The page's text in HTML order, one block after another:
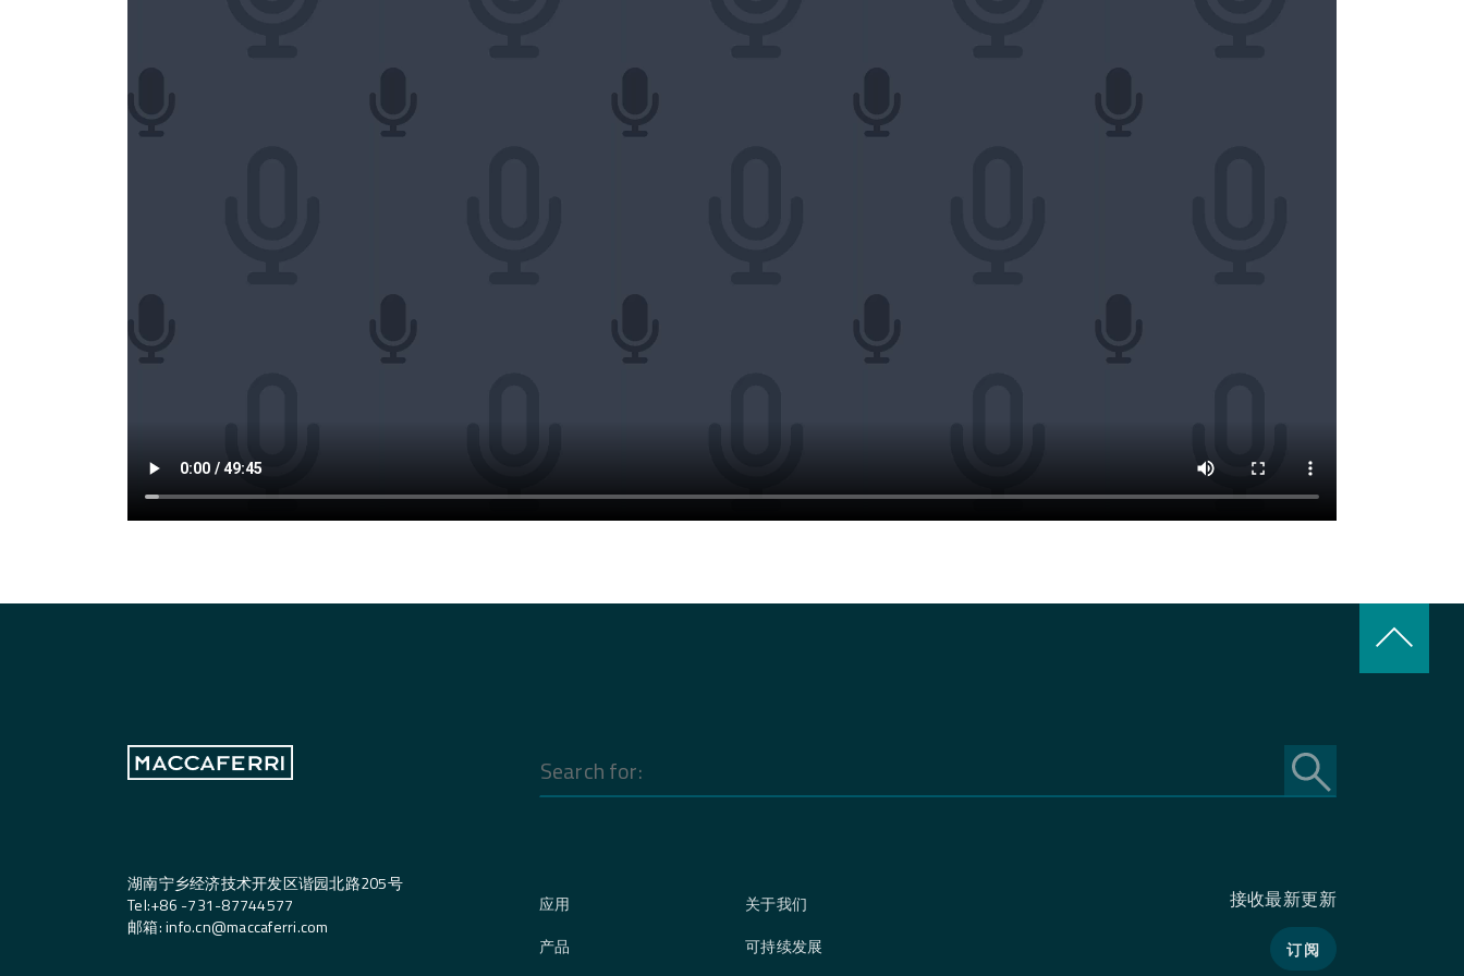
keyboard_arrow_up
湖南宁乡经济技术开发区谐园北路205号
Tel:+86 -731-87744577
邮箱:info.cn@maccaferri.com
Search
for:
应用
产品
关于我们
可持续发展
接收最新更新
订阅